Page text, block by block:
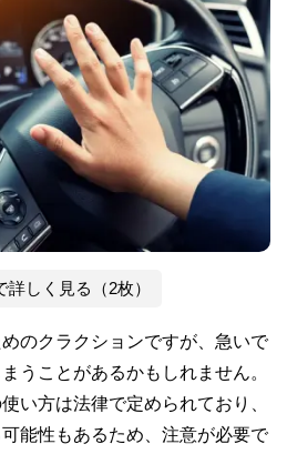
詳しく見る（2枚）
のクラクションですが、急いで
うことがあるかもしれません。
い方は法律で定められており、
能性もあるため、注意が必要で